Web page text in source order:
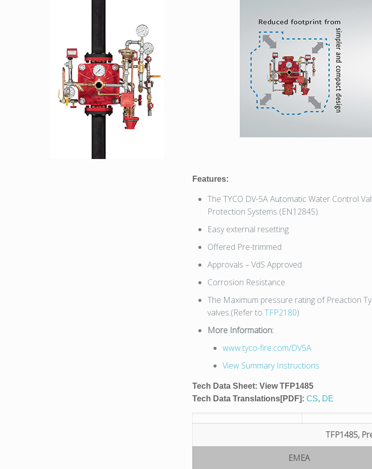
Features:
The TYCO DV-5A Automatic Water Control
Protection Systems (EN12845).
Easy external resetting
Offered Pre-trimmed
Approvals – VdS Approved
Corrosion Resistance
The Maximum pressure rating of Preaction
valves.(Refer to TFP2180)
More Information:
www.tyco-fire.com/DV5A
View Summary Instructions
Tech Data Sheet: View TFP1485
Tech Data Translations[PDF]: CS, DE
TFP1485,
EMEA